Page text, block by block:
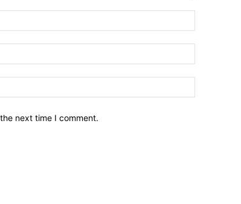
next time I comment.